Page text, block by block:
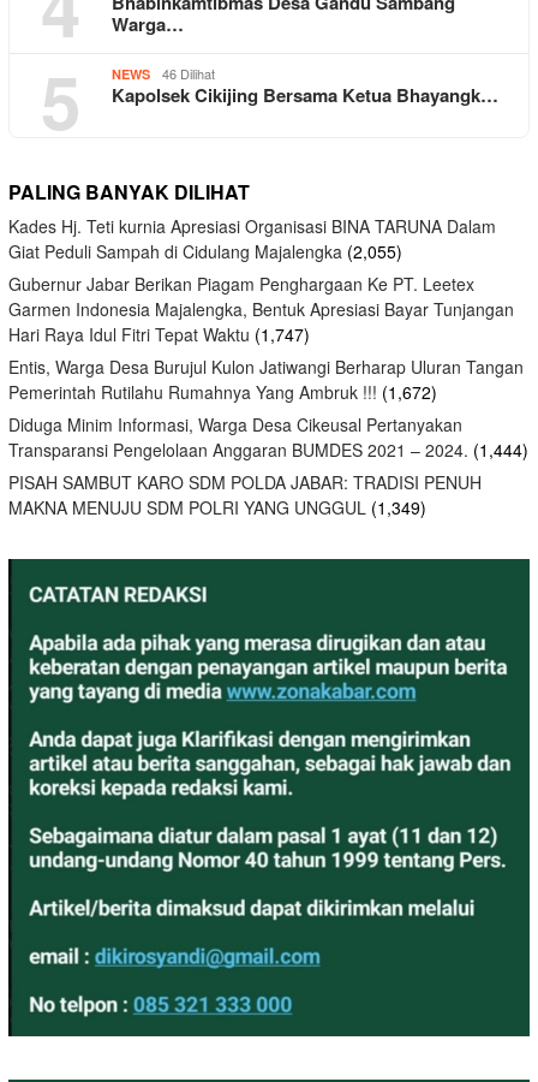
Warga…
5 NEWS 46 Dilihat
Kapolsek Cikijing Bersama Ketua Bhayangk…
PALING BANYAK DILIHAT
Kades Hj. Teti kurnia Apresiasi Organisasi BINA TARUNA Dalam
Giat Peduli Sampah di Cidulang Majalengka (2,055)
Gubernur Jabar Berikan Piagam Penghargaan Ke PT. Leetex
Garmen Indonesia Majalengka, Bentuk Apresiasi Bayar Tunjangan
Hari Raya Idul Fitri Tepat Waktu (1,747)
Entis, Warga Desa Burujul Kulon Jatiwangi Berharap Uluran Tangan
Pemerintah Rutilahu Rumahnya Yang Ambruk !!! (1,672)
Diduga Minim Informasi, Warga Desa Cikeusal Pertanyakan
Transparansi Pengelolaan Anggaran BUMDES 2021 – 2024. (1,444)
PISAH SAMBUT KARO SDM POLDA JABAR: TRADISI PENUH
MAKNA MENUJU SDM POLRI YANG UNGGUL (1,349)